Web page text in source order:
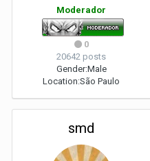
Moderador
0
20642 posts
Gender:Male
Location:São Paulo
smd